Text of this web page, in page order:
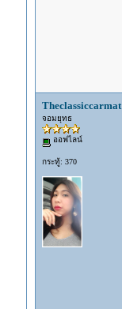
Theclassiccarmat
จอมยุทธ
ออฟไลน์
กระทู้: 370